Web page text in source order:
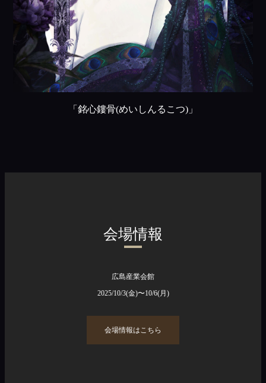
「銘⼼鏤⾻(めいしんるこつ)」
会場情報
広島産業会館
2025/10/3(金)〜10/6(月)
会場情報はこちら